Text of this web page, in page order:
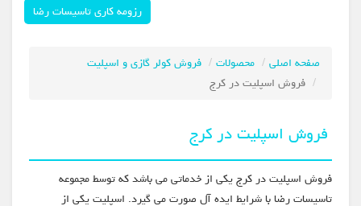
رزومه کاری تاسیسات رضا
صفحه اصلی محصولات
فروش کولر گازی و اسپلیت
فروش اسپلیت در کرج
فروش اسپلیت در کرج
فروش اسپلیت در کرج یکی از خدماتی می باشد که توسط مجموعه
تاسیسات رضا با شرایط ایده آل صورت می گیرد. اسپلیت یکی از